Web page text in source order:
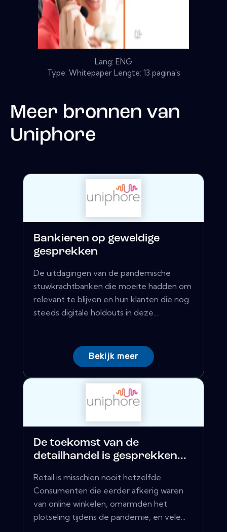
Lang: ENG
Type: Whitepaper Lengte: 13 pagina's
Meer bronnen van
Uniphore
Bankieren op geweldige
gesprekken
De uitdagingen van de pandemische
stuwkrachtbanken die moeite hadden om
relevant te blijven en hun klanten die nog
steeds digitale holdouts in deze...
Bekijk meer
De toekomst van de
detailhandel is gesprekken...
Retail is misschien nooit hetzelfde.
Consumenten die eerder afkerig waren
van online winkelen, omarmden het
plotseling tijdens de pandemie, en vele...